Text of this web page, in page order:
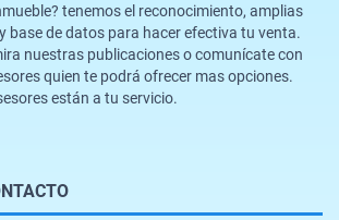
tenemos el reconocimiento, amplias
base de datos para hacer efectiva tu venta.
nuestras publicaciones o comunícate con
quien te podrá ofrecer mas opciones.
están a tu servicio.